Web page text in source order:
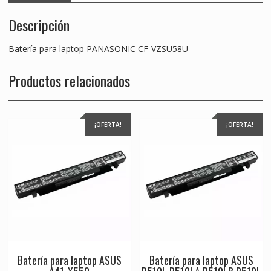
Descripción
Batería para laptop PANASONIC CF-VZSU58U
Productos relacionados
¡OFERTA!
Batería para laptop ASUS
¡OFERTA!
Batería para laptop ASUS